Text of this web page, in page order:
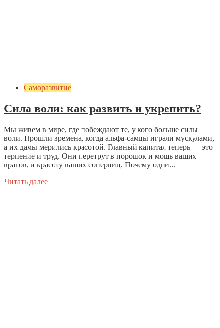
Саморазвитие
Сила воли: как развить и укрепить?
Мы живем в мире, где побеждают те, у кого больше силы
воли. Прошли времена, когда альфа-самцы играли мускулами,
а их дамы мерились красотой. Главный капитал теперь — это
терпение и труд. Они перетрут в порошок и мощь ваших
врагов, и красоту ваших соперниц. Почему одни...
Читать далее